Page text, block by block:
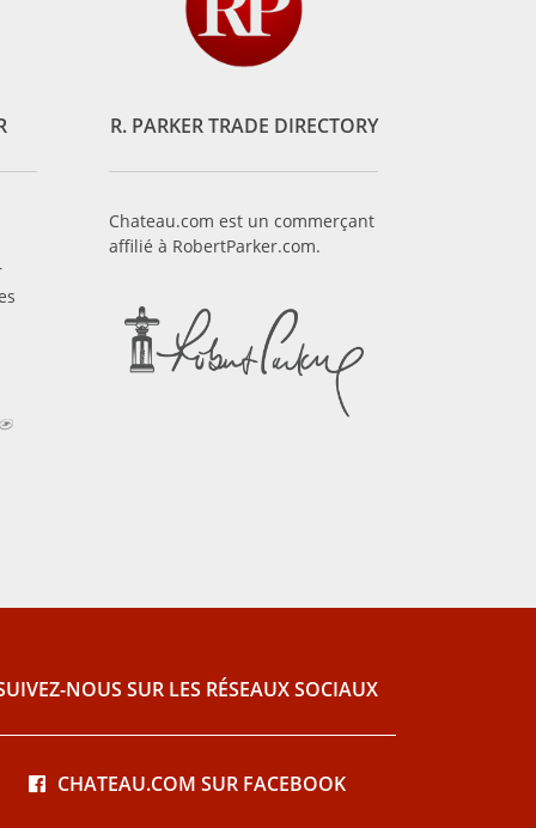
R. PARKER TRADE DIRECTORY
Chateau.com est un commerçant
affilié à RobertParker.com.
NOUS SUR LES RÉSEAUX SOCIAUX
CHATEAU.COM SUR FACEBOOK